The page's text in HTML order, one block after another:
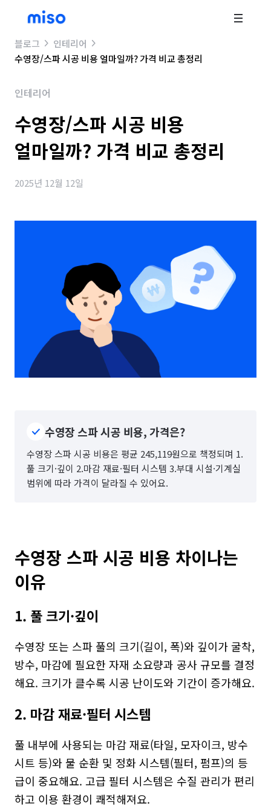
블로그
인테리어
수영장/스파 시공 비용 얼마일까? 가격 비교 총정리
인테리어
수영장/스파 시공 비용
얼마일까? 가격 비교 총정리
2025년 12월 12일
수영장 스파 시공 비용, 가격은?
수영장 스파 시공 비용은 평균 245,119원으로 책정되며 1.
풀 크기·깊이 2.마감 재료·필터 시스템 3.부대 시설·기계실
범위에 따라 가격이 달라질 수 있어요.
수영장 스파 시공 비용 차이나는
이유
1. 풀 크기·깊이
수영장 또는 스파 풀의 크기(길이, 폭)와 깊이가 굴착,
방수, 마감에 필요한 자재 소요량과 공사 규모를 결정
해요. 크기가 클수록 시공 난이도와 기간이 증가해요.
2. 마감 재료·필터 시스템
풀 내부에 사용되는 마감 재료(타일, 모자이크, 방수
시트 등)와 물 순환 및 정화 시스템(필터, 펌프)의 등
급이 중요해요. 고급 필터 시스템은 수질 관리가 편리
하고 이용 환경이 쾌적해져요.